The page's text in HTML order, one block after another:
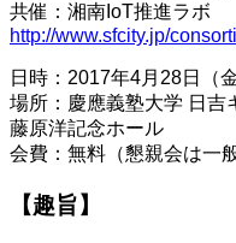
共催：湘南IoT推進ラボ
http://www.sfcity.jp/
日時：2017年4月28日（
場所：慶應義塾大学 日吉
藤原洋記念ホール
会費：無料（懇親会は一
【趣旨】